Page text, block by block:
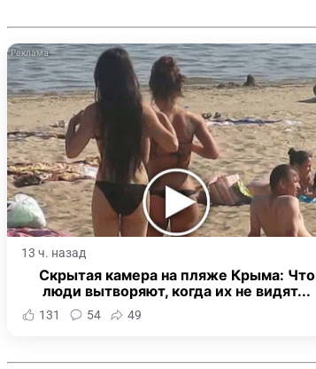
13 ч. назад
Скрытая камера на пляже Крыма: Что
люди вытворяют, когда их не видят...
131 54 49